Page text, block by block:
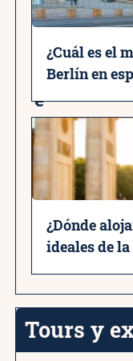
a
e
s
p
a
l
¿Cuál es el
Berlín en
¿Dónde
ideales de
Tours y